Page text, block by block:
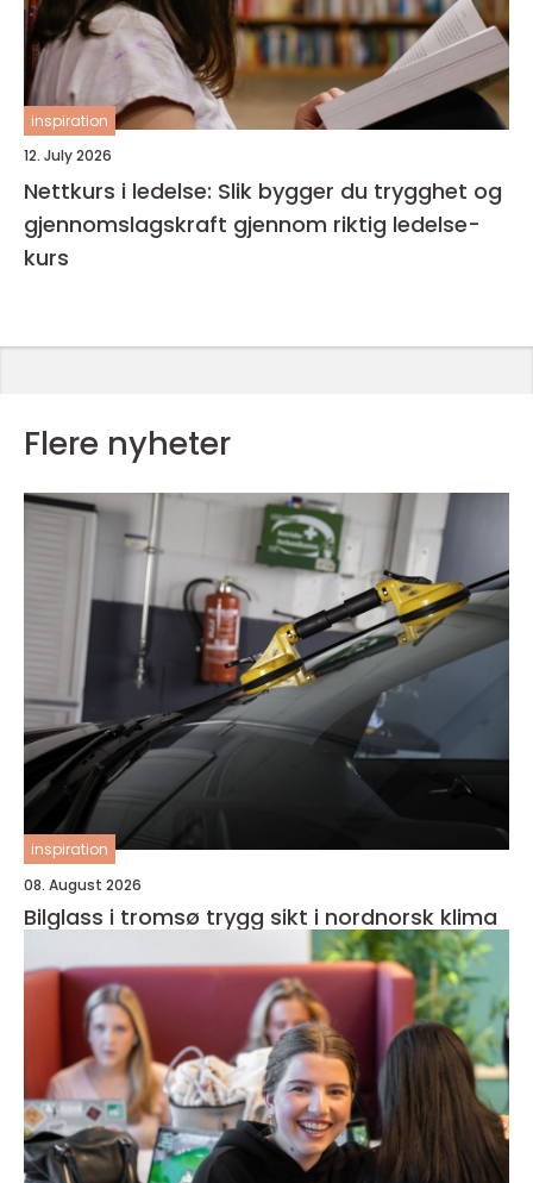
inspiration
12. July 2026
Nettkurs i ledelse: Slik bygger du trygghet og
gjennomslagskraft gjennom riktig ledelse-
kurs
Flere nyheter
inspiration
08. August 2026
Bilglass i tromsø trygg sikt i nordnorsk klima